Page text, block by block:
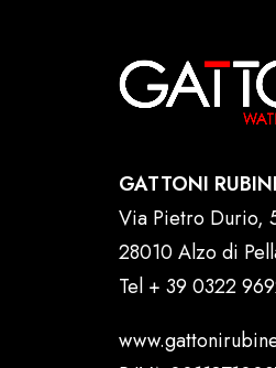
GATTONI
Via Pietro Durio,
28010 Alzo di
Tel + 39 0322